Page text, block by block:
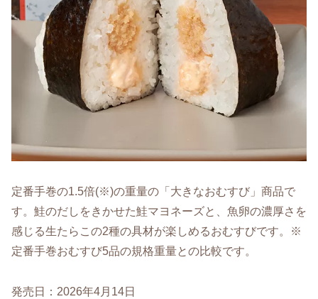
定番手巻の1.5倍(※)の重量の「大きなおむすび」商品で
す。鮭のだしをきかせた鮭マヨネーズと、魚卵の濃厚さを
感じる生たらこの2種の具材が楽しめるおむすびです。※
定番手巻おむすび5品の規格重量との比較です。
発売日：2026年4月14日